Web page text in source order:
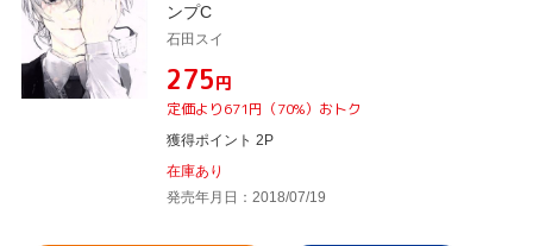
ンプC
石田スイ
¥275円
定価より671円（70%）おトク
獲得ポイント 2P
在庫あり
発売年月日：2018/07/19